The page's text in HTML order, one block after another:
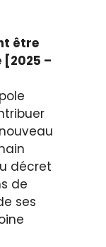
être
–
décret
de
ses